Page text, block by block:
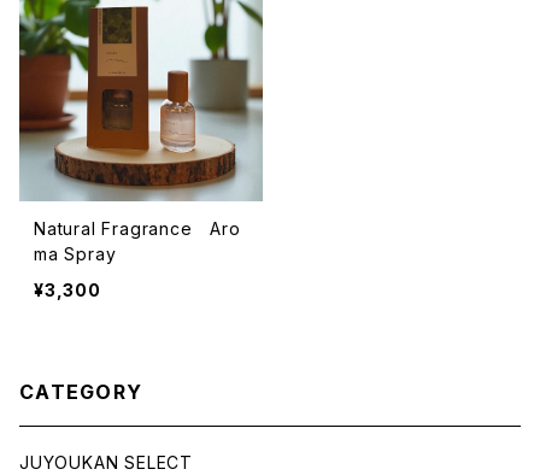
Natural Fragrance Aro
ma Spray
¥3,300
CATEGORY
JUYOUKAN SELECT